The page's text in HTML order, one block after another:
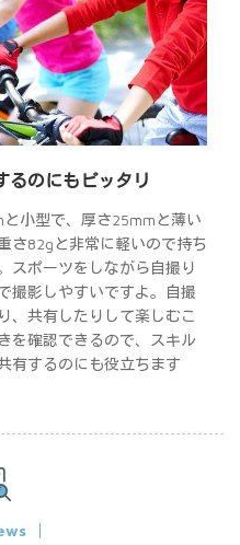
るのにもピッタリ
小型で、厚さ25mmと薄い
さ82gと非常に軽いので持ち
スポーツをしながら自撮り
撮影しやすいですよ。自撮
、共有したりして楽しむこ
を確認できるので、スキル
有するのにも役立ちます